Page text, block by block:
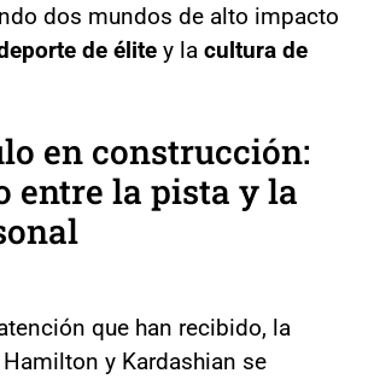
dos mundos de alto impacto
de élite y la cultura de
en construcción:
entre la pista y la
que han recibido, la
y Kardashian se